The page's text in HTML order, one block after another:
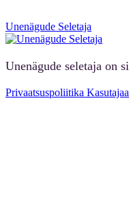
Unenägude Seletaja
Unenägude seletaja on
Privaatsuspoliitika